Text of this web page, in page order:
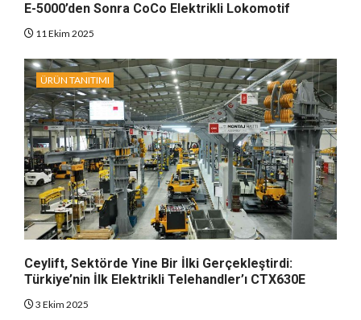
E-5000’den Sonra CoCo Elektrikli Lokomotif
11 Ekim 2025
ÜRÜN TANITIMI
Ceylift, Sektörde Yine Bir İlki Gerçekleştirdi:
Türkiye’nin İlk Elektrikli Telehandler’ı CTX630E
3 Ekim 2025